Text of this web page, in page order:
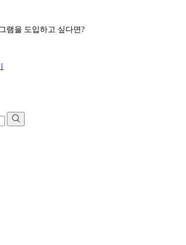
램을 도입하고 싶다면?